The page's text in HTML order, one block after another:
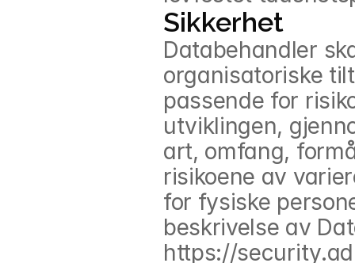
Sikkerhet
Databehandler
organisatoriske
passende for
utviklingen,
art, omfang,
risikoene av
for fysiske
beskrivelse av
https://